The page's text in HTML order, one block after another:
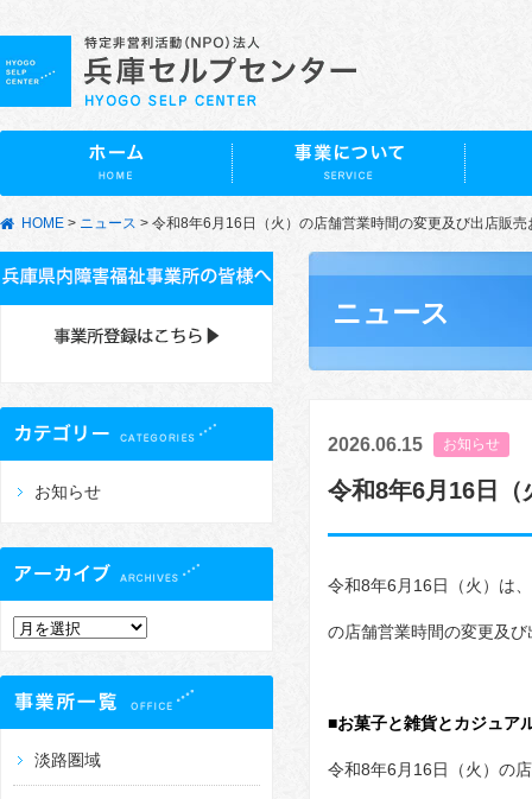
HOME > ニュース > 令和8年6月16日（火）の店舗営業時間の変更及び出店販売
ニュース
2026.06.15 お知らせ
令和8年6月16日（
令和8年6月16日（火）は
の店舗営業時間の変更及
■お菓子と雑貨とカジュア
令和8年6月16日（火）の
お知らせ
淡路圏域